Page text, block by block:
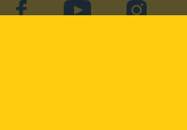
facebookYouTube